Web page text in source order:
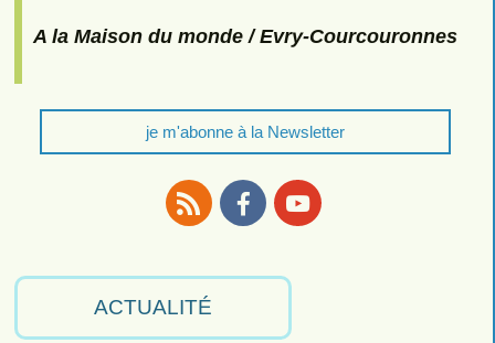
A la Maison du monde / Evry-Courcouronnes
je m'abonne à la Newsletter
ACTUALITÉ